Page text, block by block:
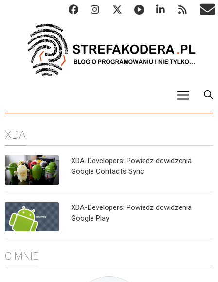
Metody numeryczne
Algorytmy konwersji
C++
XDA
XDA-Developers: Powiedz dowidzenia
Google Contacts Sync
XDA-Developers: Powiedz dowidzenia
Google Play
O MNIE